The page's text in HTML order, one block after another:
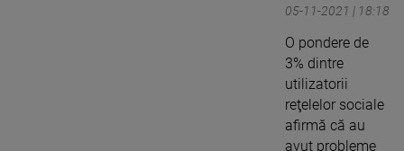
05-11-2021 | 18:18
O pondere de
3% dintre
utilizatorii
reţelelor sociale
afirmă că au
avut probleme